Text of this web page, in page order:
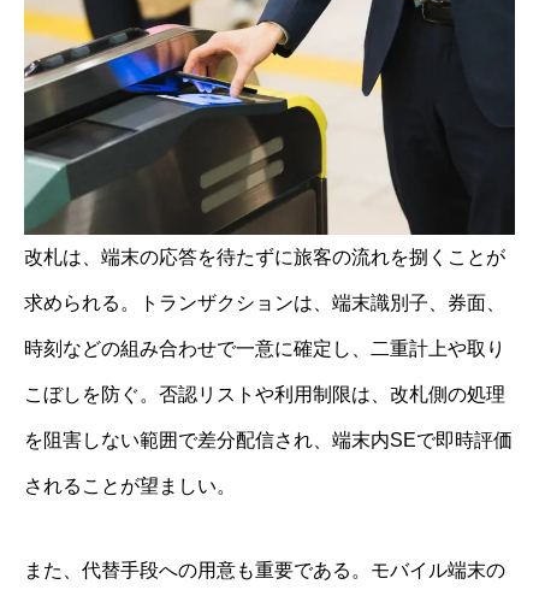
改札は、端末の応答を待たずに旅客の流れを捌くことが
求められる。トランザクションは、端末識別子、券面、
時刻などの組み合わせで一意に確定し、二重計上や取り
こぼしを防ぐ。否認リストや利用制限は、改札側の処理
を阻害しない範囲で差分配信され、端末内SEで即時評価
されることが望ましい。
また、代替手段への用意も重要である。モバイル端末の